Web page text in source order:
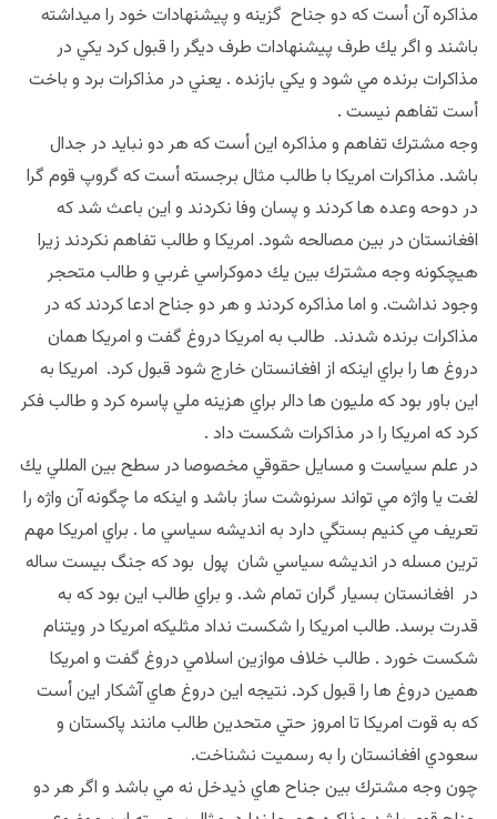
مذاكره آن أست كه دو جناح گزينه و پيشنهادات خود را ميداشته
باشند و اگر يك طرف پيشنهادات طرف ديگر را قبول كرد يكي در
مذاكرات برنده مي شود و يكي بازنده . يعني در مذاكرات برد و باخت
أست تفاهم نيست .
وجه مشترك تفاهم و مذاكره اين أست كه هر دو نبايد در جدال
باشد. مذاكرات امريكا با طالب مثال برجسته أست كه گروپ قوم گرا
در دوحه وعده ها كردند و پسان وفا نكردند و اين باعث شد كه
افغانستان در بين مصالحه شود. امريكا و طالب تفاهم نكردند زيرا
هيچكونه وجه مشترك بين يك دموكراسي غربي و طالب متحجر
وجود نداشت. و اما مذاكره كردند و هر دو جناح ادعا كردند كه در
مذاكرات برنده شدند. طالب به امريكا دروغ گفت و امريكا همان
دروغ ها را براي اينكه از افغانستان خارج شود قبول كرد. امريكا به
اين باور بود كه مليون ها دالر براي هزينه ملي پاسره كرد و طالب فكر
كرد كه امريكا را در مذاكرات شكست داد .
در علم سياست و مسايل حقوقي مخصوصا در سطح بين المللي يك
لغت يا واژه مي تواند سرنوشت ساز باشد و اينكه ما چگونه آن واژه را
تعريف مي كنيم بستگي دارد به انديشه سياسي ما . براي امريكا مهم
ترين مسله در انديشه سياسي شان پول بود كه جنگ بيست ساله
در افغانستان بسيار گران تمام شد. و براي طالب اين بود كه به
قدرت برسد. طالب امريكا را شكست نداد مثليكه امريكا در ويتنام
شكست خورد . طالب خلاف موازين اسلامي دروغ گفت و امريكا
همين دروغ ها را قبول كرد. نتيجه اين دروغ هاي آشكار اين أست
كه به قوت امريكا تا امروز حتي متحدين طالب مانند پاكستان و
سعودي افغانستان را به رسميت نشناخت.
چون وجه مشترك بين جناح هاي ذيدخل نه مي باشد و اگر هر دو